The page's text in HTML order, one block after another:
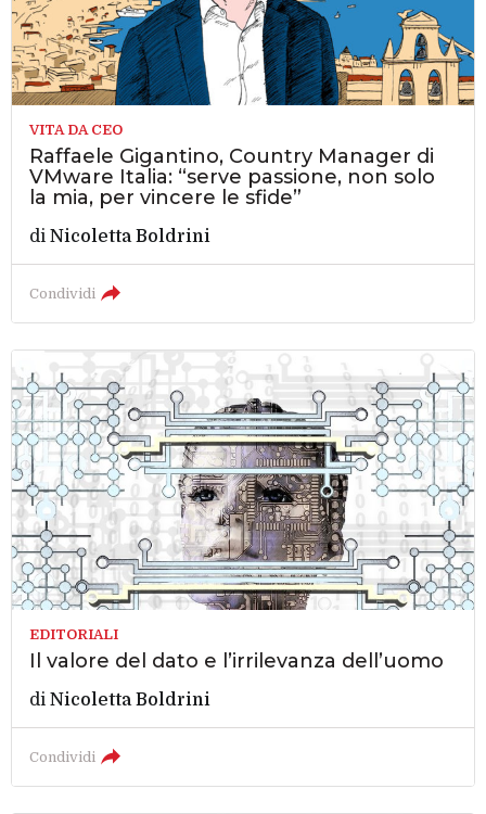
VITA DA CEO
Raffaele Gigantino, Country Manager di
VMware Italia: “serve passione, non solo
la mia, per vincere le sfide”
diNicoletta Boldrini
Condividi
EDITORIALI
Il valore del dato e l’irrilevanza dell’uomo
diNicoletta Boldrini
Condividi